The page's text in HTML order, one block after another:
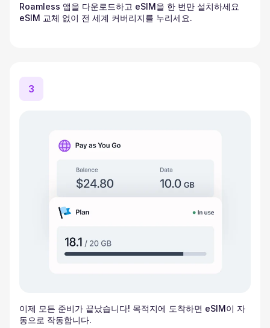
Roamless 앱을 다운로드하고 eSIM을 한 번만 설치하세요
eSIM 교체 없이 전 세계 커버리지를 누리세요.
3
이제 모든 준비가 끝났습니다! 목적지에 도착하면 eSIM이 자
동으로 작동합니다.